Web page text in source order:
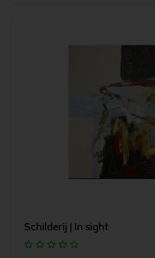
Schilderij | In sight